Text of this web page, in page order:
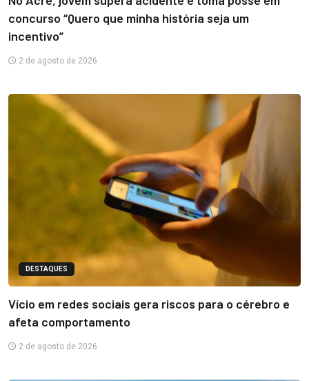
concurso “Quero que minha história seja um
incentivo”
2 de agosto de 2026
DESTAQUES
Vício em redes sociais gera riscos para o cérebro e
afeta comportamento
2 de agosto de 2026